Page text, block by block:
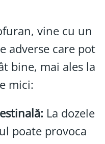
vine cu un
adverse care pot
bine, mai ales la
mici:
La dozele
poate provoca